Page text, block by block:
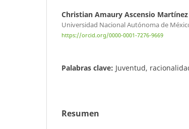
Christian Amaury Ascensio Martínez
Universidad Nacional Autónoma de
https://orcid.org/0000-0001-7276-9669
Palabras clave: Juventud,
Resumen